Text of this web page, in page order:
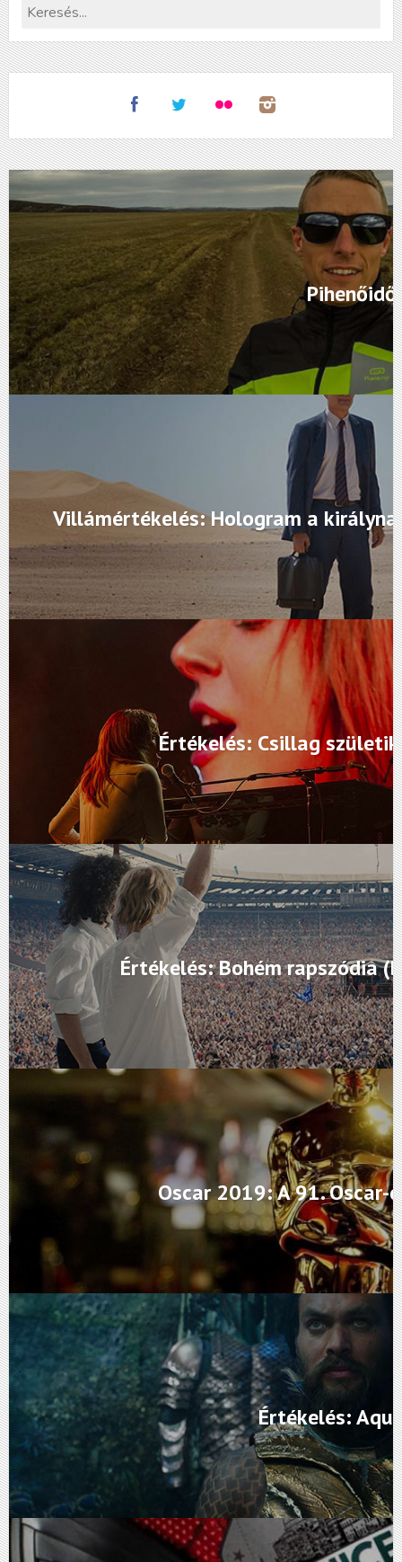
Pihenőidő
Villámértékelés: Hologram a
Értékelés: Csillag
Értékelés: Bohém rapszódia
Oscar 2019: A 91.
Értékelés: